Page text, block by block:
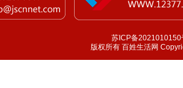
苏ICP备2021010150
版权所有 百姓生活网